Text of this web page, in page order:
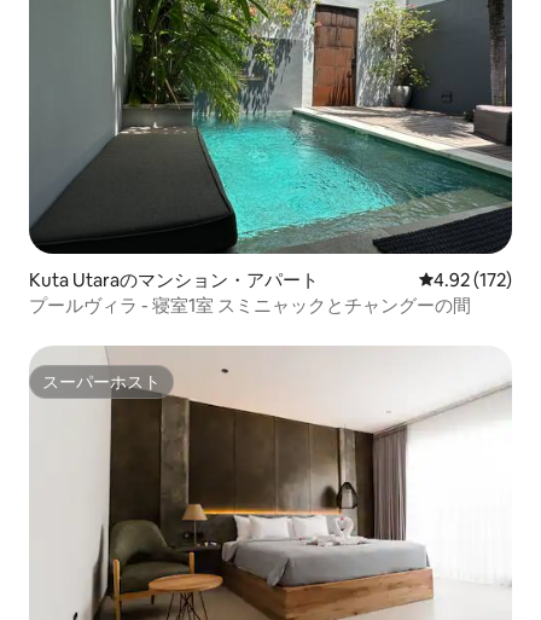
Kuta Utaraのマンション・アパート レビュー172
4.92 (172)
プールヴィラ - 寝室1室 スミニャックとチャングーの間
スーパーホスト
スーパーホスト